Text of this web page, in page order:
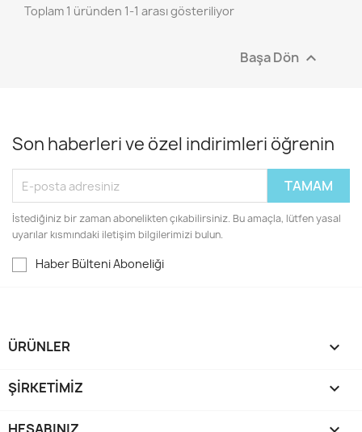
Toplam 1 üründen 1-1 arası gösteriliyor
Başa Dön 
Son haberleri ve özel indirimleri öğrenin
İstediğiniz bir zaman abonelikten çıkabilirsiniz. Bu amaçla, lütfen yasal
uyarılar kısmındaki iletişim bilgilerimizi bulun.
Haber Bülteni Aboneliği
ÜRÜNLER 
ŞIRKETIMIZ 